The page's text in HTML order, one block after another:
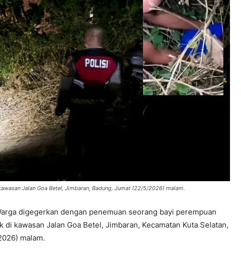
Jalan Goa Betel, Jimbaran, Badung, Jumat (22/5/2026) malam.
digegerkan dengan penemuan seorang bayi perempuan
kawasan Jalan Goa Betel, Jimbaran, Kecamatan Kuta Selatan,
malam.